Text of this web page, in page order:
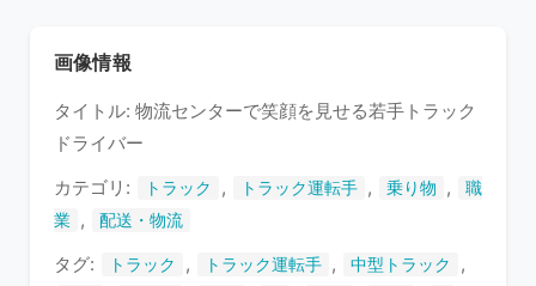
い
す
画像情報
タイトル: 物流センターで笑顔を見せる若手トラック
ドライバー
カテゴリ:
トラック , トラック運転手 , 乗り物 ,
職
業 , 配送・物流
タグ: トラック , トラック運転手 , 中型トラック ,